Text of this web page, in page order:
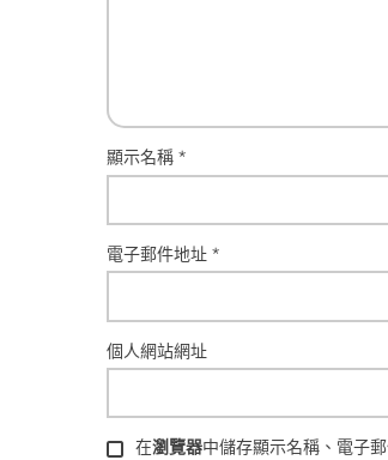
顯示名稱 *
電子郵件地址 *
個人網站網址
在瀏覽器中儲存顯示名稱、電子